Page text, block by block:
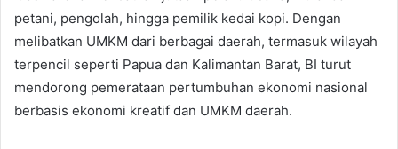
petani, pengolah, hingga pemilik kedai kopi. Dengan
melibatkan UMKM dari berbagai daerah, termasuk wilayah
terpencil seperti Papua dan Kalimantan Barat, BI turut
mendorong pemerataan pertumbuhan ekonomi nasional
berbasis ekonomi kreatif dan UMKM daerah.